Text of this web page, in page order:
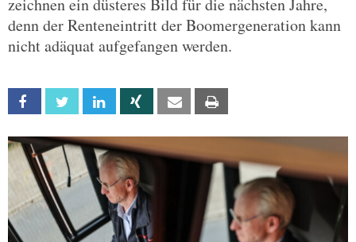
zeichnen ein düsteres Bild für die nächsten Jahre,
denn der Renteneintritt der Boomergeneration kann
nicht adäquat aufgefangen werden.
Facebook Twitter Linkedin Xing Email